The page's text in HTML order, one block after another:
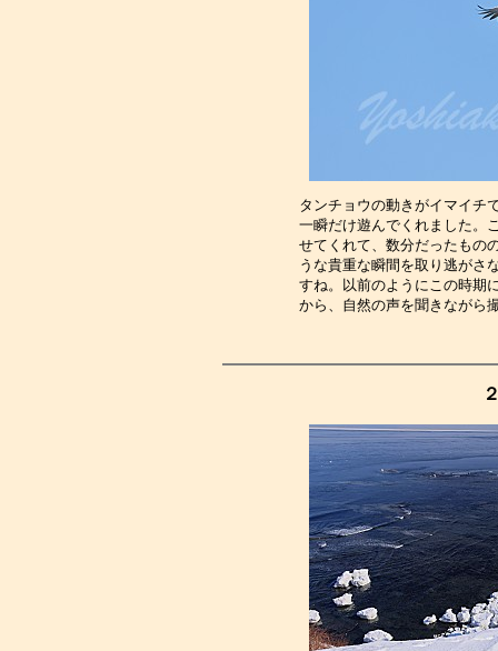
タンチョウの動きがイマイチ
一瞬だけ遊んでくれました。
せてくれて、数分だったもの
うな貴重な瞬間を取り逃がさ
すね。以前のようにこの時期
から、自然の声を聞き